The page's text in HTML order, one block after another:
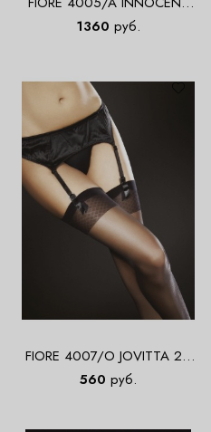
20 DEN Чулки
1360 руб.
FIORE 4007/O JOVITTA 20
DEN Чулки
560 руб.